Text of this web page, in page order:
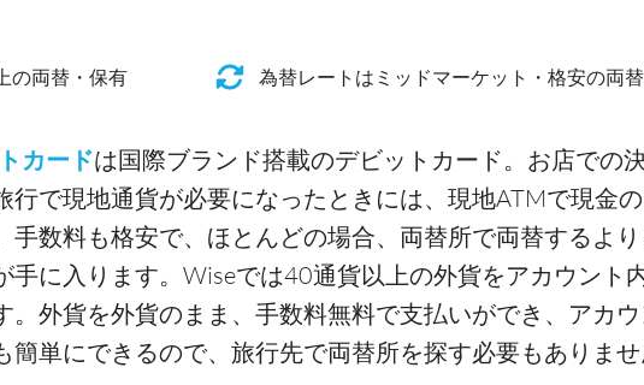
の両替・保有 為替レートはミッドマーケット・格安の両
カードは国際ブランド搭載のデビットカード。お店での
行で現地通貨が必要になったときには、現地ATMで現金
手数料も格安で、ほとんどの場合、両替所で両替するよ
手に入ります。Wiseでは40通貨以上の外貨をアカウント
。外貨を外貨のまま、手数料無料で支払いができ、アカ
簡単にできるので、旅行先で両替所を探す必要もありませ